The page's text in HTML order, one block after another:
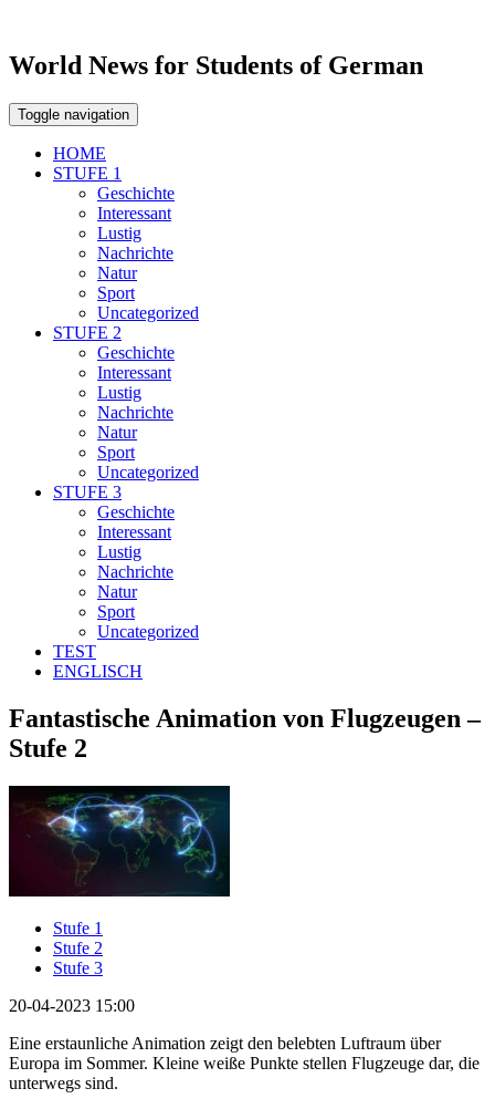
World News for Students of German
Toggle navigation
HOME
STUFE 1
Geschichte
Interessant
Lustig
Nachrichte
Natur
Sport
Uncategorized
STUFE 2
Geschichte
Interessant
Lustig
Nachrichte
Natur
Sport
Uncategorized
STUFE 3
Geschichte
Interessant
Lustig
Nachrichte
Natur
Sport
Uncategorized
TEST
ENGLISCH
Fantastische Animation von Flugzeugen –
Stufe 2
Stufe 1
Stufe 2
Stufe 3
20-04-2023 15:00
Eine erstaunliche Animation zeigt den belebten Luftraum über
Europa im Sommer. Kleine weiße Punkte stellen Flugzeuge dar, die
unterwegs sind.